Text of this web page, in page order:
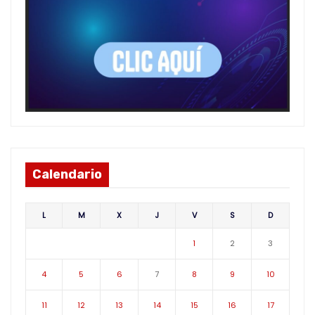
Calendario
L M X J V S D
1 2 3
4 5 6 7 8 9 10
11 12 13 14 15 16 17